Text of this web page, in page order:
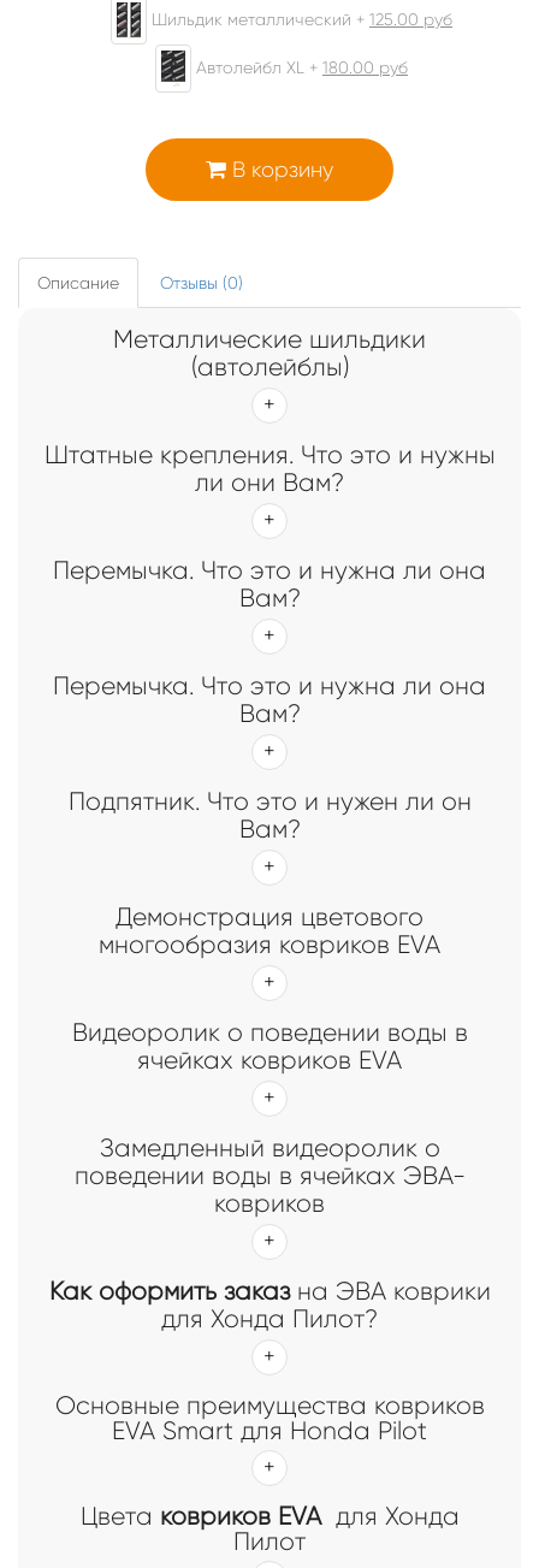
Шильдик металлический + 125.00 руб
Автолейбл XL + 180.00 руб
В корзину
Описание Отзывы (0)
Металлические шильдики
(автолейблы)
Штатные крепления. Что это и нужны
ли они Вам?
Перемычка. Что это и нужна ли она
Вам?
Перемычка. Что это и нужна ли она
Вам?
Подпятник. Что это и нужен ли он
Вам?
Демонстрация цветового
многообразия ковриков EVA
Видеоролик о поведении воды в
ячейках ковриков EVA
Замедленный видеоролик о
поведении воды в ячейках ЭВА-
ковриков
Как оформить заказна ЭВА коврики
для Хонда Пилот?
Основные преимущества ковриков
EVA Smart для Honda Pilot
Цвета ковриков EVAдля Хонда
Пилот